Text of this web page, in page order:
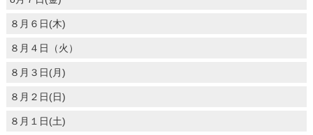
８月６日(木)
８月４日（火）
８月３日(月)
８月２日(日)
８月１日(土)